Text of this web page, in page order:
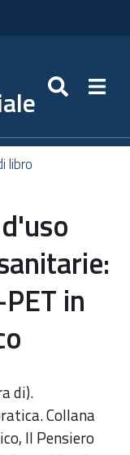
libro
in
di).
Collana
Il Pensiero